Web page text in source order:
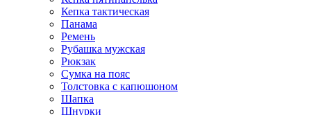
Кепка тактическая
Панама
Ремень
Рубашка мужская
Рюкзак
Сумка на пояс
Толстовка с капюшоном
Шапка
Шнурки